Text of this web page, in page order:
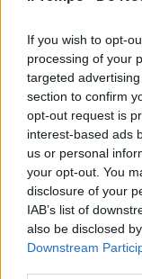
If you wish to opt-
processing of your
targeted
section to confirm
opt-out request is
interest-based ads
us or personal
your opt-out. You
disclosure of your
IAB’s list of
also be disclosed
Downstream